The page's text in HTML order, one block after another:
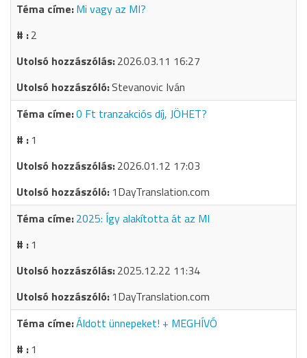
Mi vagy az MI?
2
2026.03.11 16:27
Stevanovic Iván
0 Ft tranzakciós díj, JÖHET?
1
2026.01.12 17:03
1DayTranslation.com
2025: Így alakította át az MI
1
2025.12.22 11:34
1DayTranslation.com
Áldott ünnepeket! + MEGHÍVÓ
1